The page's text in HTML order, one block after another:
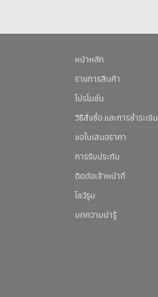
หน้าหลัก
รายการสินค้า
โปรโมชั่น
วิธีสั่งซื้อ และการชำระเงิน
ขอใบเสนอราคา
การรับประกัน
ติดต่อเจ้าหน้าที่
โชว์รูม
บทความน่ารู้